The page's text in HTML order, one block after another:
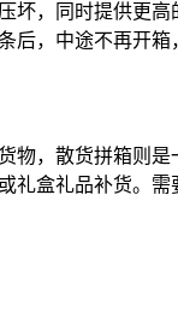
坏，同时提供更
后，中途不再开箱
物，散货拼箱则
礼盒礼品补货。